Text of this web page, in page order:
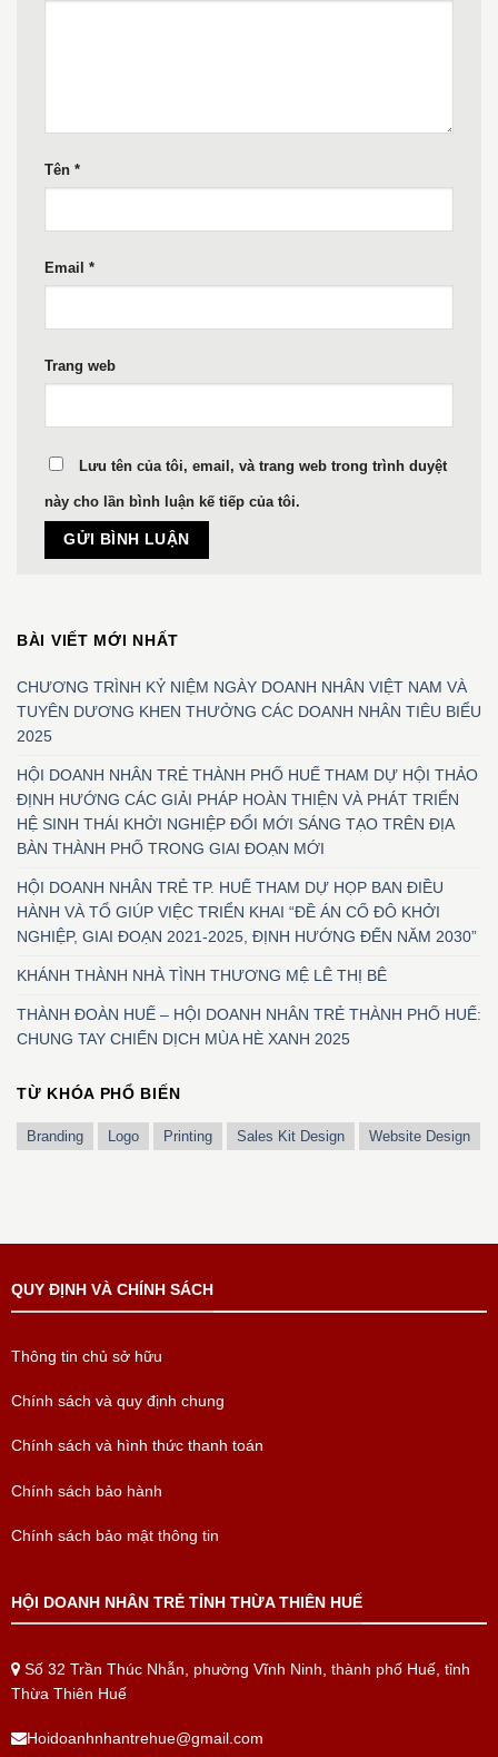
Tên *
Email *
Trang web
Lưu tên của tôi, email, và trang web trong trình duyệt
này cho lần bình luận kế tiếp của tôi.
BÀI VIẾT MỚI NHẤT
CHƯƠNG TRÌNH KỶ NIỆM NGÀY DOANH NHÂN VIỆT NAM VÀ
TUYÊN DƯƠNG KHEN THƯỞNG CÁC DOANH NHÂN TIÊU BIỂU
2025
HỘI DOANH NHÂN TRẺ THÀNH PHỐ HUẾ THAM DỰ HỘI THẢO
ĐỊNH HƯỚNG CÁC GIẢI PHÁP HOÀN THIỆN VÀ PHÁT TRIỂN
HỆ SINH THÁI KHỞI NGHIỆP ĐỔI MỚI SÁNG TẠO TRÊN ĐỊA
BÀN THÀNH PHỐ TRONG GIAI ĐOẠN MỚI
HỘI DOANH NHÂN TRẺ TP. HUẾ THAM DỰ HỌP BAN ĐIỀU
HÀNH VÀ TỔ GIÚP VIỆC TRIỂN KHAI “ĐỀ ÁN CỐ ĐÔ KHỞI
NGHIỆP, GIAI ĐOẠN 2021-2025, ĐỊNH HƯỚNG ĐẾN NĂM 2030”
KHÁNH THÀNH NHÀ TÌNH THƯƠNG MỆ LÊ THỊ BÊ
THÀNH ĐOÀN HUẾ – HỘI DOANH NHÂN TRẺ THÀNH PHỐ HUẾ:
CHUNG TAY CHIẾN DỊCH MÙA HÈ XANH 2025
TỪ KHÓA PHỔ BIẾN
Branding Logo Printing Sales Kit Design Website Design
QUY ĐỊNH VÀ CHÍNH SÁCH
Thông tin chủ sở hữu
Chính sách và quy định chung
Chính sách và hình thức thanh toán
Chính sách bảo hành
Chính sách bảo mật thông tin
HỘI DOANH NHÂN TRẺ TỈNH THỪA THIÊN HUẾ
Số 32 Trần Thúc Nhẫn, phường Vĩnh Ninh, thành phố Huế, tỉnh
Thừa Thiên Huế
Hoidoanhnhantrehue@gmail.com